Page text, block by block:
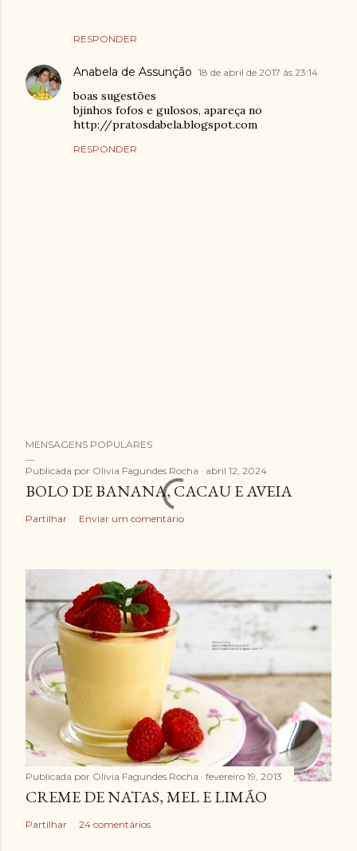
RESPONDER
Anabela de Assunção 18 de abril de 2017 às 23:14
boas sugestões
bjinhos fofos e gulosos, apareça no
http://pratosdabela.blogspot.com
RESPONDER
n
v
i
a
m
c
o
e
n
t
á
r
i
o
MENSAGENS POPULARES
Publicada por Olivia Fagundes Rocha abril 12, 2024
BOLO DE BANANA, CACAU E AVEIA
Partilhar Enviar um comentário
Publicada por Olivia Fagundes Rocha fevereiro 19, 2013
CREME DE NATAS, MEL E LIMÃO
Partilhar 24 comentários